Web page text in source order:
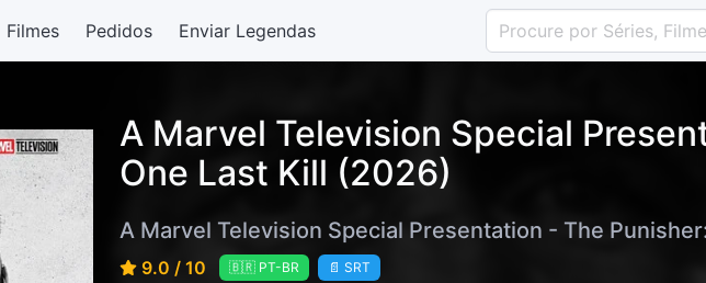
Filmes Pedidos Enviar Legendas
A Marvel Television Special
One Last Kill (2026)
A Marvel Television Special Presentation - The
9.0 / 10 🇧🇷 PT-BR 📄 SRT